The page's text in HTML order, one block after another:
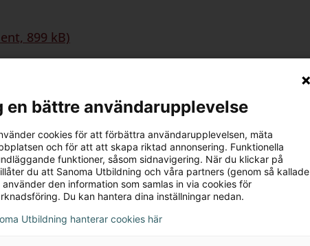
899 kB)
kB)
en bättre användarupplevelse
cookies för att förbättra användarupplevelsen, mäta
och för att att skapa riktad annonsering. Funktionella
funktioner, såsom sidnavigering. När du klickar på
du att Sanoma Utbildning och våra partners (genom så kallade
den information som samlas in via cookies för
Du kan hantera dina inställningar nedan.
Utbildning hanterar cookies här